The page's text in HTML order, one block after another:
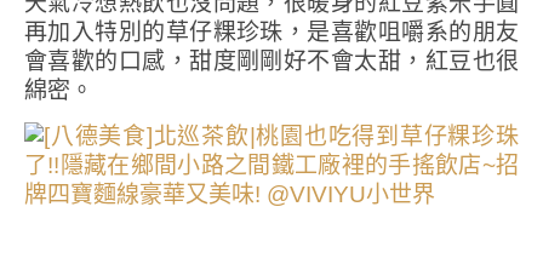
再加入特別的草仔粿珍珠，是喜歡咀嚼系的朋友
會喜歡的口感，甜度剛剛好不會太甜，紅豆也很
綿密。